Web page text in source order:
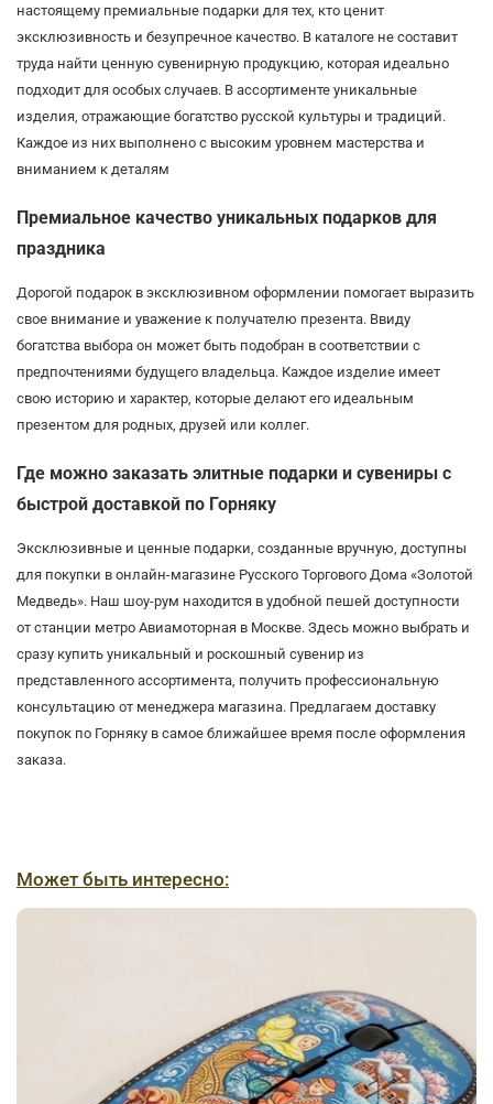
настоящему премиальные подарки для тех, кто ценит
эксклюзивность и безупречное качество. В каталоге не составит
труда найти ценную сувенирную продукцию, которая идеально
подходит для особых случаев. В ассортименте уникальные
изделия, отражающие богатство русской культуры и традиций.
Каждое из них выполнено с высоким уровнем мастерства и
вниманием к деталям
Премиальное качество уникальных подарков для
праздника
Дорогой подарок в эксклюзивном оформлении помогает выразить
свое внимание и уважение к получателю презента. Ввиду
богатства выбора он может быть подобран в соответствии с
предпочтениями будущего владельца. Каждое изделие имеет
свою историю и характер, которые делают его идеальным
презентом для родных, друзей или коллег.
Где можно заказать элитные подарки и сувениры с
быстрой доставкой по Горняку
Эксклюзивные и ценные подарки, созданные вручную, доступны
для покупки в онлайн-магазине Русского Торгового Дома «Золотой
Медведь». Наш шоу-рум находится в удобной пешей доступности
от станции метро Авиамоторная в Москве. Здесь можно выбрать и
сразу купить уникальный и роскошный сувенир из
представленного ассортимента, получить профессиональную
консультацию от менеджера магазина. Предлагаем доставку
покупок по Горняку в самое ближайшее время после оформления
заказа.
Может быть интересно: